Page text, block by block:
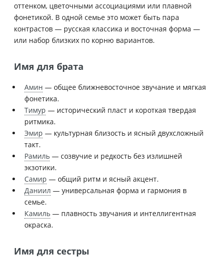
оттенком, цветочными ассоциациями или плавной
фонетикой. В одной семье это может быть пара
контрастов — русская классика и восточная форма —
или набор близких по корню вариантов.
Имя для брата
Амин — общее ближневосточное звучание и мягкая
фонетика.
Тимур — исторический пласт и короткая твердая
ритмика.
Эмир — культурная близость и ясный двухсложный
такт.
Рамиль — созвучие и редкость без излишней
экзотики.
Самир — общий ритм и ясный акцент.
Даниил — универсальная форма и гармония в
семье.
Камиль — плавность звучания и интеллигентная
окраска.
Имя для сестры